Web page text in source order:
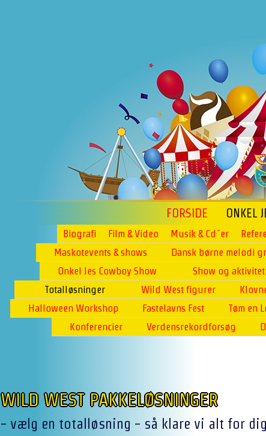
FORSIDE ONKEL
Biografi Film & Video Musik & Cd´er
Maskotevents & shows
Dansk børne melodi
Onkel Jes Cowboy Show
Show og
Totalløsninger
Wild West figurer
Halloween Workshop
Fastelavns Fest Tøm en
Konferencier
Verdensrekordforsøg
WILD WEST PAKKELØSNINGER
- vælg en totalløsning - så klare vi alt for